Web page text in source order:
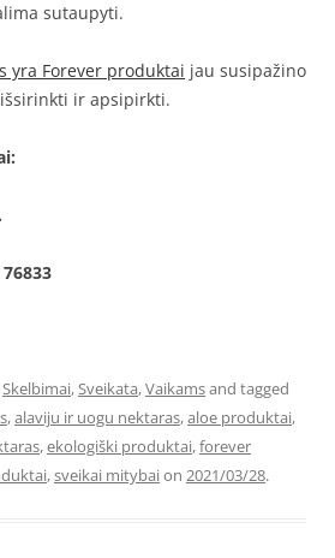
sutaupyti.
yra Forever produktai jau susipažino
ir apsipirkti.
Skelbimai,Sveikata,Vaikamsand tagged
,alaviju ir uogu nektaras,aloe produktai,
,ekologiški produktai,forever
,sveikai mitybaion 2021/03/28.